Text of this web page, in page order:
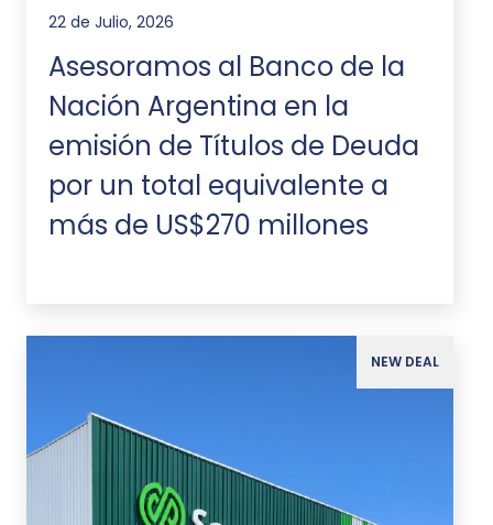
22 de Julio, 2026
Asesoramos al Banco de la
Nación Argentina en la
emisión de Títulos de Deuda
por un total equivalente a
más de US$270 millones
NEW DEAL